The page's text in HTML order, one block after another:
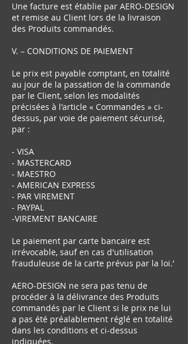
Une facture est établie par AERO-DESIGN
et remise au Client lors de la livraison
des Produits commandés.
V. – CONDITIONS DE PAIEMENT
Le prix est payable comptant, en totalité
au jour de la passation de la commande
par le Client, selon les modalités
précisées à l'article « Commandes » ci-
dessus, par voie de paiement sécurisé,
par :
- VISA
- MASTERCARD
- MAESTRO
- AMERICAN EXPRESS
- PAR VIREMENT
- PAYPAL
-VIREMENT BANCAIRE
Le paiement par carte bancaire est
irrévocable, sauf en cas d'utilisation
frauduleuse de la carte prévus par la loi.’
AERO-DESIGN ne sera pas tenu de
procéder à la délivrance des Produits
commandés par le Client si le prix ne lui
a pas été préalablement réglé en totalité
dans les conditions et ci-dessus
indiquées.